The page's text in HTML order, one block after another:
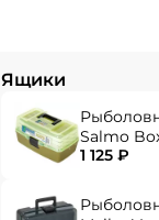
Ящики
Salmo
1 125 ₽